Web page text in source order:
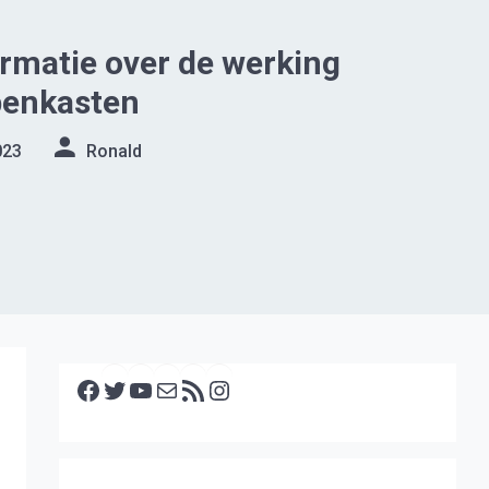
over de werking
Ronald
Facebook Twitter YouTube E-mail RSS feed